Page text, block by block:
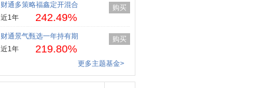
财通多策略福鑫定开混合
近1年
242.49%
购买
财通景气甄选一年持有期
近1年
219.80%
购买
更多主题基金>